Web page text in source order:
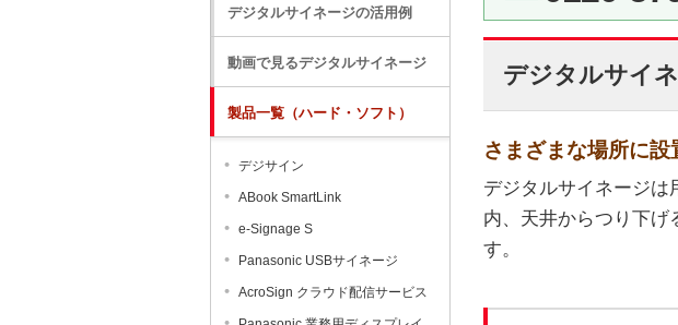
デジタルサイ
さまざまな場所に設
デジタルサイネージは
内、天井からつり下げ
す。
デジタルサイネージの活用例
動画で見るデジタルサイネージ
製品一覧（ハード・ソフト）
デジサイン
ABook SmartLink
e-Signage S
Panasonic USBサイネージ
AcroSign クラウド配信サービス